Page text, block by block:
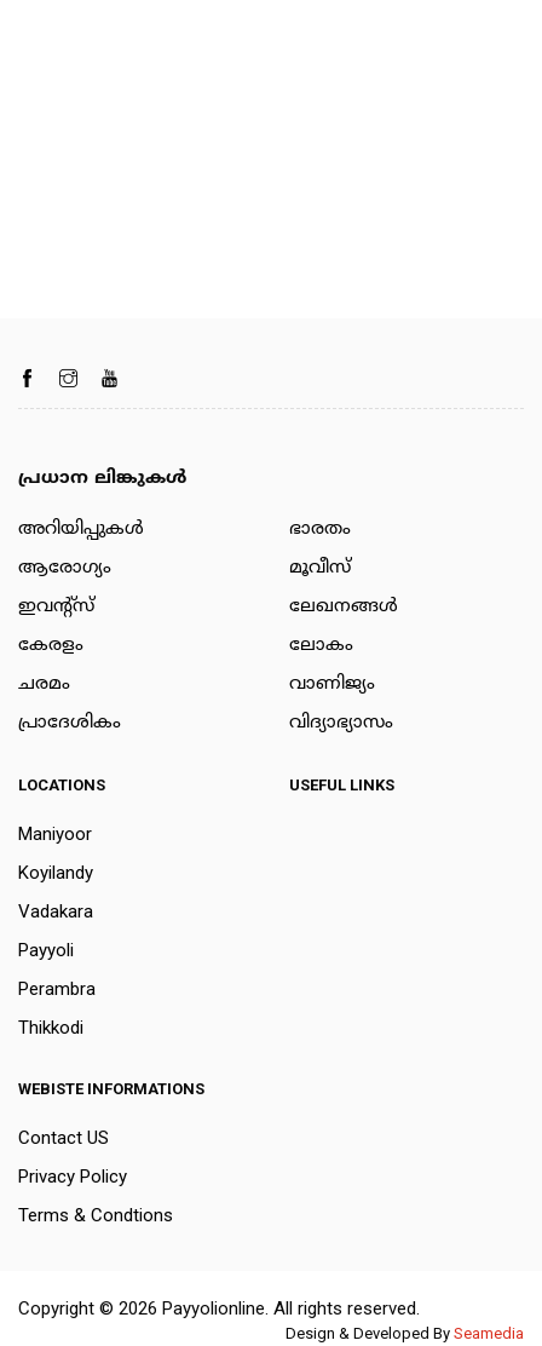
പ്രധാന ലിങ്കുകൾ
അറിയിപ്പുകള്‍
ആരോഗ്യം
ഇവന്റ്സ്
കേരളം
ചരമം
പ്രാദേശികം
ഭാരതം
മൂവീസ്
ലേഖനങ്ങള്‍
ലോകം
വാണിജ്യം
വിദ്യാഭ്യാസം
LOCATIONS
Maniyoor
Koyilandy
Vadakara
Payyoli
Perambra
Thikkodi
USEFUL LINKS
WEBISTE INFORMATIONS
Contact US
Privacy Policy
Terms & Condtions
Copyright © 2026 Payyolionline. All rights reserved.
Design & Developed By Seamedia